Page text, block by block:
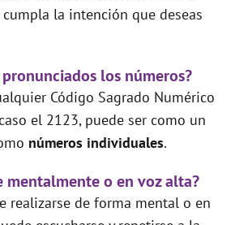
la intención que deseas
los números?
Código Sagrado Numérico
el 2123, puede ser como un
números individuales.
mentalmente o en voz alta?
realizarse de forma mental o en